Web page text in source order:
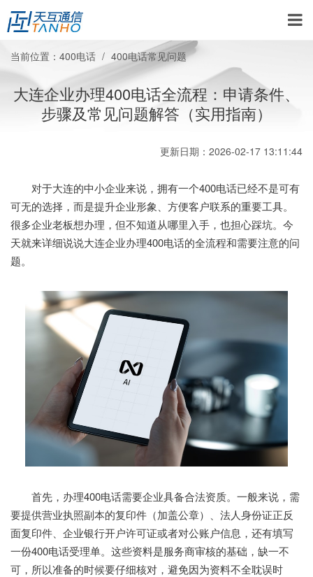
当前位置： 400电话 400电话常见问题
大连企业办理400电话全流程：申请条件、
步骤及常见问题解答（实用指南）
更新日期：2026-02-17 13:11:44
对于大连的中小企业来说，拥有一个400电话已经不是可有
可无的选择，而是提升企业形象、方便客户联系的重要工具。
很多企业老板想办理，但不知道从哪里入手，也担心踩坑。今
天就来详细说说大连企业办理400电话的全流程和需要注意的问
题。
首先，办理400电话需要企业具备合法资质。一般来说，需
要提供营业执照副本的复印件（加盖公章）、法人身份证正反
面复印件、企业银行开户许可证或者对公账户信息，还有填写
一份400电话受理单。这些资料是服务商审核的基础，缺一不
可，所以准备的时候要仔细核对，避免因为资料不全耽误时